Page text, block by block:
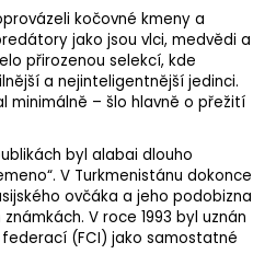
kočovné kmeny a
jako jsou vlci, medvědi a
přirozenou selekcí, kde
a nejinteligentnější jedinci.
minimálně – šlo hlavně o přežití
byl alabai dlouho
V Turkmenistánu dokonce
ovčáka a jeho podobizna
V roce 1993 byl uznán
(FCI) jako samostatné